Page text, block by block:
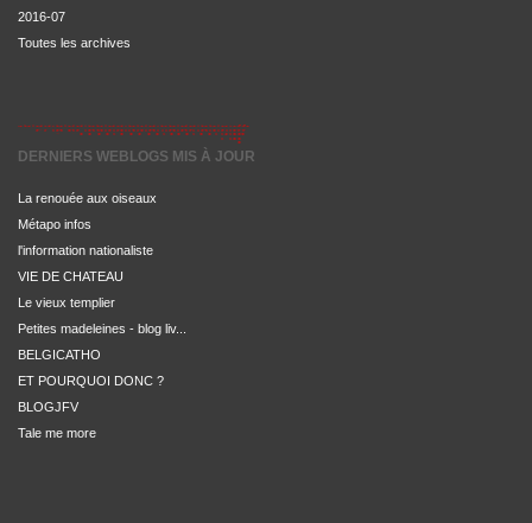
2016-07
Toutes les archives
DERNIERS WEBLOGS MIS À JOUR
La renouée aux oiseaux
Métapo infos
l'information nationaliste
VIE DE CHATEAU
Le vieux templier
Petites madeleines - blog liv...
BELGICATHO
ET POURQUOI DONC ?
BLOGJFV
Tale me more